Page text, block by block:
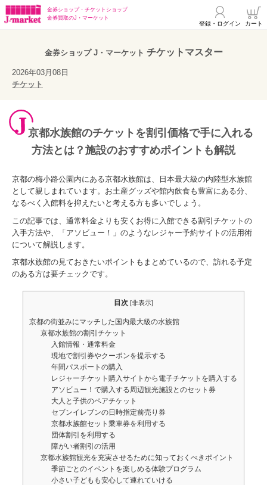
金券ショップ・ チケットショップ
金券買取のJ・マーケット
登録・ログイン カート
金券ショップ J・マーケット チケットマスター
2026年03月08日
チケット
京都水族館のチケットを割引価格で手に入れる
方法とは？施設のおすすめポイントも解説
京都の梅小路公園内にある京都水族館は、日本最大級の内陸型水族館
として親しまれています。お土産グッズや館内飲食も豊富にある分、
なるべく入館料を抑えたいと考える方も多いでしょう。
この記事では、通常料金よりも安くお得に入館できる割引チケットの
入手方法や、「アソビュー！」のようなレジャー予約サイトの活用術
について解説します。
京都水族館の見ておきたいポイントもまとめているので、訪れる予定
のある方は要チェックです。
目次 [非表示]
京都の街並みにマッチした国内最大級の水族館
京都水族館の割引チケット
入館情報・通常料金
現地で割引券やクーポンを提示する
年間パスポートの購入
レジャーチケット購入サイトから電子チケットを購入する
アソビュー！で購入する周辺観光施設とのセット券
大人と子供のペアチケット
セブンイレブンの日時指定前売り券
京都水族館セット乗車券を利用する
団体割引を利用する
障がい者割引の活用
京都水族館観光を充実させるために知っておくべきポイント
季節ごとのイベントを楽しめる体験プログラム
小さい子どもも安心して連れていける